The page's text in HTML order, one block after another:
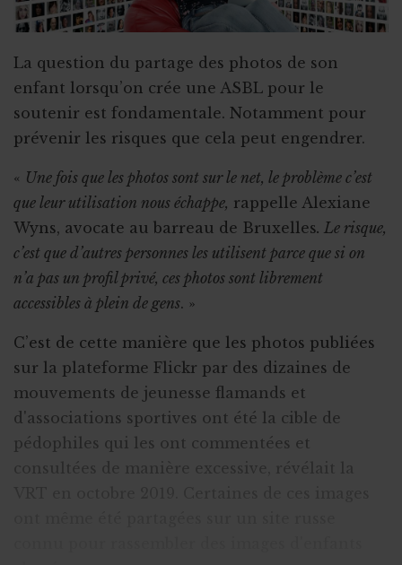
La question du partage des photos de son
enfant lorsqu’on crée une ASBL pour le
soutenir est fondamentale. Notamment pour
prévenir les risques que cela peut engendrer.
« Une fois que les photos sont sur le net, le problème c’est
que leur utilisation nous échappe, rappelle Alexiane
Wyns, avocate au barreau de Bruxelles. Le risque,
c’est que d’autres personnes les utilisent parce que si on
n’a pas un profil privé, ces photos sont librement
accessibles à plein de gens. »
C’est de cette manière que les photos publiées
sur la plateforme Flickr par des dizaines de
mouvements de jeunesse flamands et
d'associations sportives ont été la cible de
pédophiles qui les ont commentées et